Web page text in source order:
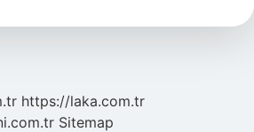
https://laka.com.tr
Sitemap